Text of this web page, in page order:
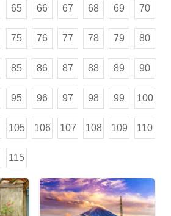
65 66 67 68 69 70
75 76 77 78 79 80
85 86 87 88 89 90
95 96 97 98 99 100
105 106 107 108 109 110
115